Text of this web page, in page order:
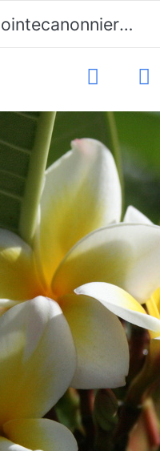
frangipani-18